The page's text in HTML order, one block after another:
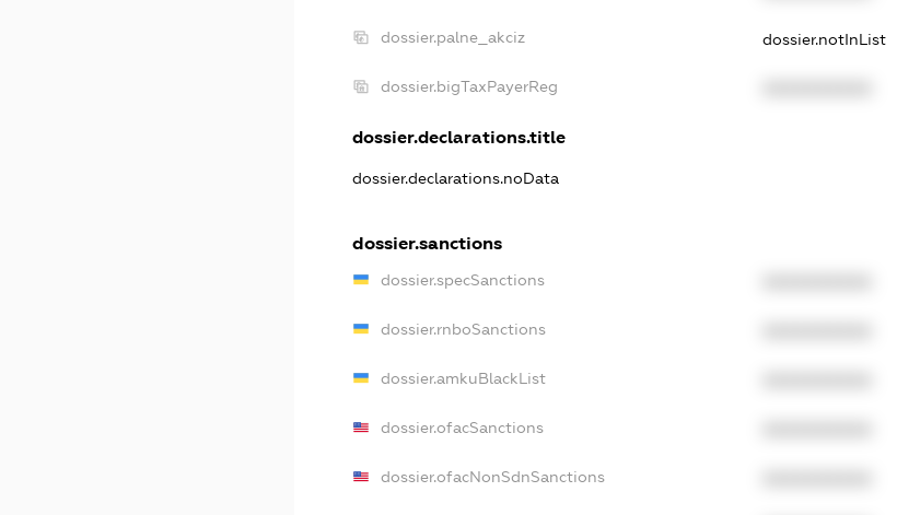
dossier.palne_akciz dossier.notInList
dossier.bigTaxPayerReg
dossier.declarations.title
dossier.declarations.noData
dossier.sanctions
dossier.specSanctions
dossier.rnboSanctions
dossier.amkuBlackList
dossier.ofacSanctions
dossier.ofacNonSdnSanctions